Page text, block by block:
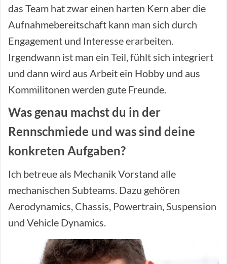
das Team hat zwar einen harten Kern aber die
Aufnahmebereitschaft kann man sich durch
Engagement und Interesse erarbeiten.
Irgendwann ist man ein Teil, fühlt sich integriert
und dann wird aus Arbeit ein Hobby und aus
Kommilitonen werden gute Freunde.
Was genau machst du in der
Rennschmiede und was sind deine
konkreten Aufgaben?
Ich betreue als Mechanik Vorstand alle
mechanischen Subteams. Dazu gehören
Aerodynamics, Chassis, Powertrain, Suspension
und Vehicle Dynamics.